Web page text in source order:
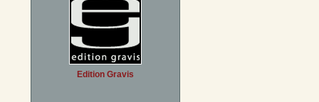
Edition Gravis